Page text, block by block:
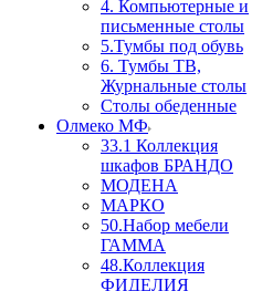
4. Компьютерные и
письменные столы
5.Тумбы под обувь
6. Тумбы ТВ,
Журнальные столы
Столы обеденные
Олмеко МФ
33.1 Коллекция
шкафов БРАНДО
МОДЕНА
МАРКО
50.Набор мебели
ГАММА
48.Коллекция
ФИДЕЛИЯ